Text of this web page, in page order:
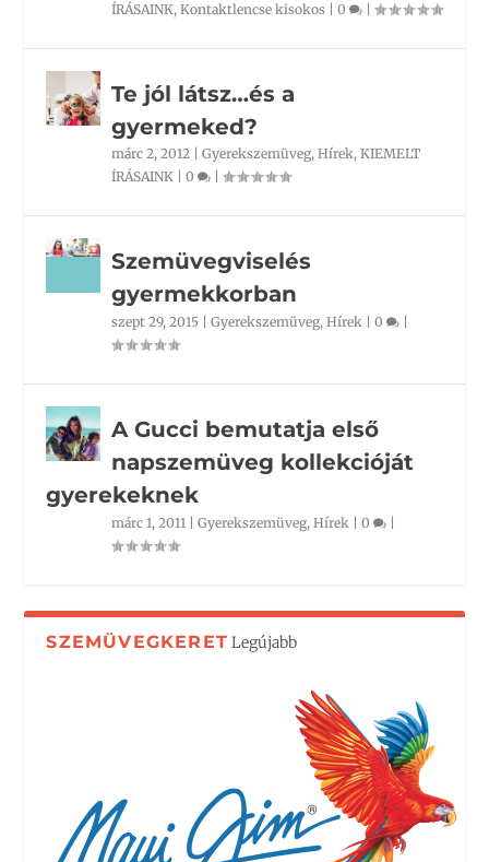
ÍRÁSAINK,Kontaktlencse kisokos |0 |
Te jól látsz…és a
gyermeked?
márc 2, 2012 |Gyerekszemüveg,Hírek,KIEMELT
ÍRÁSAINK |0 |
Szemüvegviselés
gyermekkorban
szept 29, 2015 |Gyerekszemüveg,Hírek |0
A Gucci bemutatja első
napszemüveg kollekcióját
gyerekeknek
márc 1, 2011 |Gyerekszemüveg,Hírek |0
SZEMÜVEGKERET Legújabb